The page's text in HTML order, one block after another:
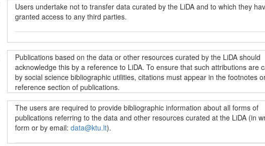
Duomenys yra prieinami LiDA Dataverse talpyklos vartotojams pagal
Commons“ 4.0 priskyrimo ir analogiško platinimo tarptautinės viešosios
BY-SA 4.0)sąlygas, jei nenumatyta kitaip. Jei norima naudoti kitaip
duomenis, reikia kreiptis dėl galimybės naudotis konkrečiais duomenimis
paštu:data@ktu.lt). Nepriklausomai nuo prieigos prie duomenų apribojimų, visi
norintieji gali peržiūrėti ir naudoti visų LiDA Dataverse talpykloje saugomų
aprašus (metaduomenis, įskaitant lauko darbų vykdymo medžiagą, tyrimo
instrumentus bei kitą su duomenų surinkimu susijusią informaciją) ir kitą
pagal„Creative Commons“ 4.0 priskyrimo ir analogiško platinimo tarptautinę
licenciją (CC BY-SA 4.0).
unintentional disregard for this obligation may incur liability under applicable
protection laws.
pradėdami naudotis konkrečiais duomenimis, vartotojai privalo sutikti su
konfidencialumo deklaracija. Konfidencialumo deklaracijoje LiDA Dataverse
duomenų vartotojai įpareigojami saugoti bet kokios informacijos, prie kurios
suteikiama prieiga, konfidencialumą, jei ši informacija leistų identifikuoti
asmenis. Įspėjama, kad sąmoningas ar nesąmoningas šio pasižadėjimo
užtraukia atitinkamą atsakomybę pagal galiojančius duomenų apsaugos teisės
Users undertake not to transfer data curated by the LiDA and to which they
granted access to any third parties.
prieiga, trečiosioms šalims.
Publications based on the data or other resources curated by the LiDA should
acknowledge this by a reference to LiDA. To ensure that such attributions are
by social science bibliographic utilities, citations must appear in the footnotes
reference section of publications.
Publikacijose, parengtose LiDA saugomų duomenų išteklių pagrindu, turi būti
LiDA išnašose ar literatūros sąraše į naudojamus išteklius. Šiuo reikalavimu
The users are required to provide bibliographic information about all forms of
publications referring to the data and other resources curated at the LiDA (in
form or by email: data@ktu.lt).